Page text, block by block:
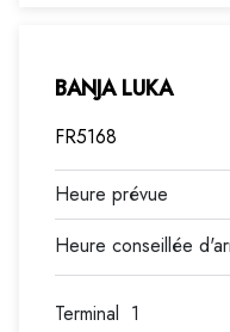
FR5168
BANJA LUKA
Terminal 1